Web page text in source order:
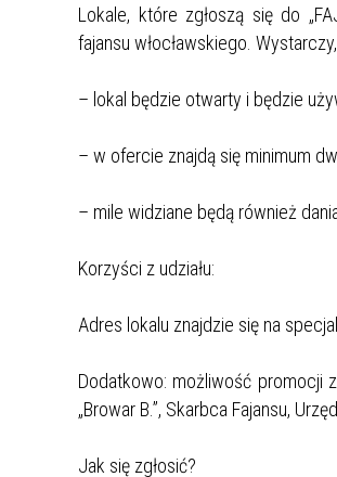
Lokale, które zgłoszą się do
fajansu włocławskiego.
– lokal będzie otwarty i będzie
– w ofercie znajdą się minimum
– mile widziane będą również
Korzyści z udziału:
Adres lokalu znajdzie się na
Dodatkowo: możliwość promocji
„Browar B.”, Skarbca Fajansu,
Jak się zgłosić?